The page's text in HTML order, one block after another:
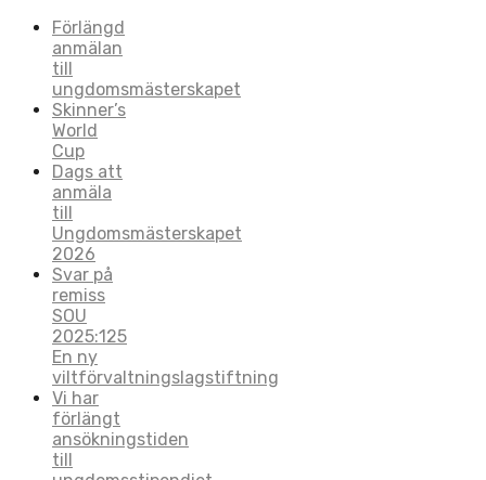
Förlängd
anmälan
till
ungdomsmästerskapet
Skinner’s
World
Cup
Dags att
anmäla
till
Ungdomsmästerskapet
2026
Svar på
remiss
SOU
2025:125
En ny
viltförvaltningslagstiftning
Vi har
förlängt
ansökningstiden
till